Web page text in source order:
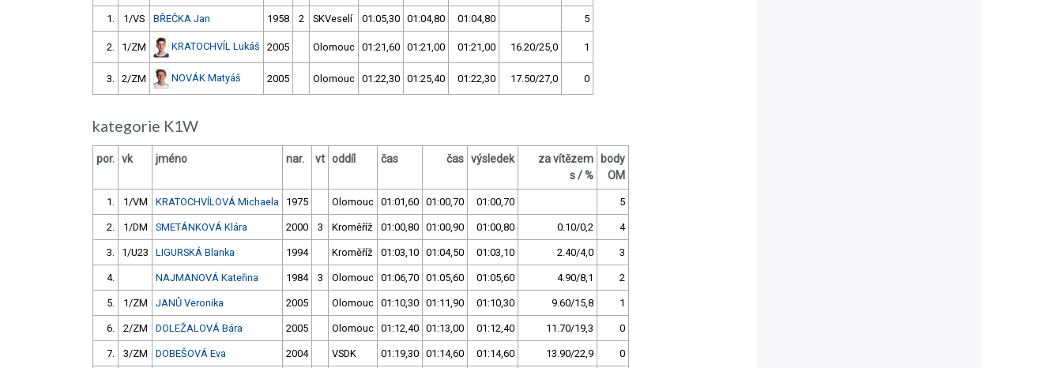
1. 1/VS BŘEČKA Jan 1958 2 SKVeselí 01:05,30 01:04,80 01:04,80 5
2. 1/ZM KRATOCHVÍL Lukáš 2005 Olomouc 01:21,60 01:21,00 01:21,00 16.20/25,0 1
3. 2/ZM NOVÁK Matyáš 2005 Olomouc 01:22,30 01:25,40 01:22,30 17.50/27,0 0
kategorie K1W
por. vk jméno nar. vt oddíl čas čas výsledek
za vítězem
s / %
body
OM
1. 1/VM KRATOCHVÍLOVÁ Michaela 1975 Olomouc 01:01,60 01:00,70 01:00,70 5
2. 1/DM SMETÁNKOVÁ Klára 2000 3 Kroměříž 01:00,80 01:00,90 01:00,80 0.10/0,2 4
3. 1/U23 LIGURSKÁ Blanka 1994 Kroměříž 01:03,10 01:04,50 01:03,10 2.40/4,0 3
4. NAJMANOVÁ Kateřina 1984 3 Olomouc 01:06,70 01:05,60 01:05,60 4.90/8,1 2
5. 1/ZM JANŮ Veronika 2005 Olomouc 01:10,30 01:11,90 01:10,30 9.60/15,8 1
6. 2/ZM DOLEŽALOVÁ Bára 2005 Olomouc 01:12,40 01:13,00 01:12,40 11.70/19,3 0
7. 3/ZM DOBEŠOVÁ Eva 2004 VSDK 01:19,30 01:14,60 01:14,60 13.90/22,9 0